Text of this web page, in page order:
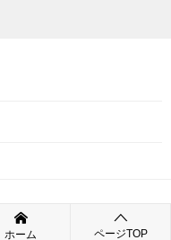
ホーム ページTOP